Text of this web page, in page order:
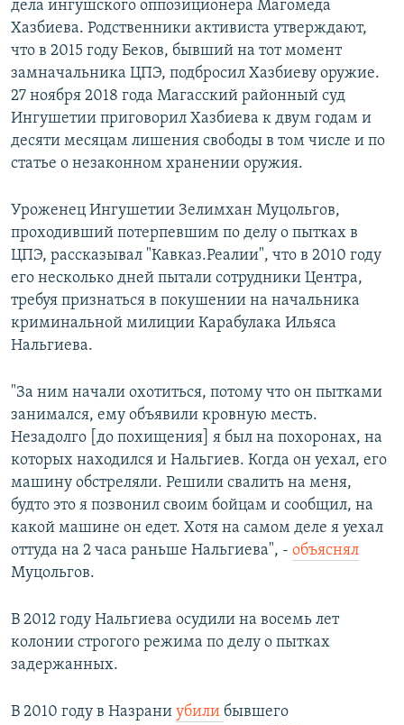
дела ингушского оппозиционера Магомеда
Хазбиева. Родственники активиста утверждают,
что в 2015 году Беков, бывший на тот момент
замначальника ЦПЭ, подбросил Хазбиеву оружие.
27 ноября 2018 года Магасский районный суд
Ингушетии приговорил Хазбиева к двум годам и
десяти месяцам лишения свободы в том числе и по
статье о незаконном хранении оружия.
Уроженец Ингушетии Зелимхан Муцольгов,
проходивший потерпевшим по делу о пытках в
ЦПЭ, рассказывал "Кавказ.Реалии", что в 2010 году
его несколько дней пытали сотрудники Центра,
требуя признаться в покушении на начальника
криминальной милиции Карабулака Ильяса
Нальгиева.
"За ним начали охотиться, потому что он пытками
занимался, ему объявили кровную месть.
Незадолго [до похищения] я был на похоронах, на
которых находился и Нальгиев. Когда он уехал, его
машину обстреляли. Решили свалить на меня,
будто это я позвонил своим бойцам и сообщил, на
какой машине он едет. Хотя на самом деле я уехал
оттуда на 2 часа раньше Нальгиева", - объяснял
Муцольгов.
В 2012 году Нальгиева осудили на восемь лет
колонии строгого режима по делу о пытках
задержанных.
В 2010 году в Назрани убили бывшего